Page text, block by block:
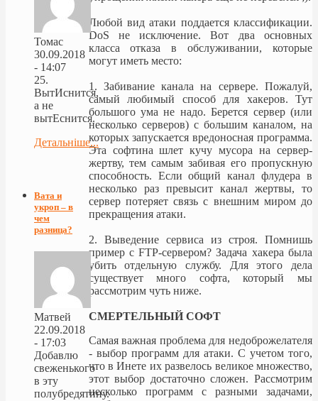
Любой вид атаки поддается классификации.
DoS не исключение. Вот два основных
класса отказа в обслуживании, которые
могут иметь место:
1. Забивание канала на сервере. Пожалуй,
самый любимый способ для хакеров. Тут
большого ума не надо. Берется сервер (или
несколько серверов) с большим каналом, на
которых запускается вредоносная программа.
Эта софтина шлет кучу мусора на сервер-
жертву, тем самым забивая его пропускную
способность. Если общий канал флудера в
несколько раз превысит канал жертвы, то
сервер потеряет связь с внешним миром до
прекращения атаки.
2. Выведение сервиса из строя. Помнишь
пример с FTP-сервером? Задача хакера была
убить отдельную службу. Для этого дела
существует много софта, который мы
рассмотрим чуть ниже.
СМЕРТЕЛЬНЫЙ СОФТ
Самая важная проблема для недоброжелателя
- выбор программ для атаки. С учетом того,
что в Инете их развелось великое множество,
этот выбор достаточно сложен. Рассмотрим
несколько программ с разными задачами,
Томас
30.09.2018
- 14:07
25.
ВытИснится,
а не
вытЕснится.
Детальніше...
Вата и
укроп – в
чем
разница?
Матвей
22.09.2018
- 17:03
Добавлю
свеженького
в эту
полубредятину.